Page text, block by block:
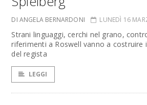
DI ANGELA BERNARDONI LUNEDÌ 16
Strani linguaggi, cerchi nel grano,
riferimenti a Roswell vanno a costruire
del regista
LEGGI